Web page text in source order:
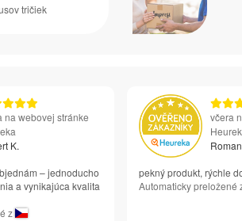
tričiek
na webovej stránke
K.
– jednoducho
a vynikajúca kvalita
z
včera
pekný produkt, rýchle
Automaticky preložené